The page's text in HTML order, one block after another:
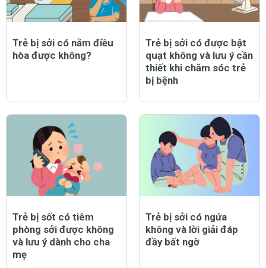
Trẻ bị sởi có nằm điều
hòa được không?
Trẻ bị sởi có được bật
quạt không và lưu ý cần
thiết khi chăm sóc trẻ
bị bệnh
Trẻ bị sốt có tiêm
phòng sởi được không
và lưu ý dành cho cha
mẹ
Trẻ bị sởi có ngứa
không và lời giải đáp
đầy bất ngờ